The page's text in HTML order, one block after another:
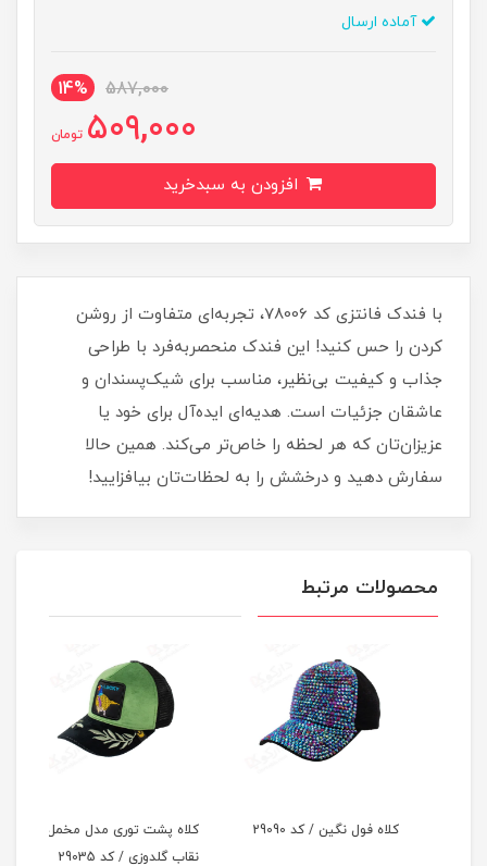
آماده ارسال
587,000
14%
509,000 تومان
با فندک فانتزی کد 78006، تجربه‌ای متفاوت از روشن
کردن را حس کنید! این فندک منحصربه‌فرد با طراحی
جذاب و کیفیت بی‌نظیر، مناسب برای شیک‌پسندان و
عاشقان جزئیات است. هدیه‌ای ایده‌آل برای خود یا
عزیزان‌تان که هر لحظه را خاص‌تر می‌کند. همین حالا
سفارش دهید و درخشش را به لحظات‌تان بیافزایید!
محصولات مرتبط
کلاه فول نگین / کد 29090
کلاه پشت توری مدل مخمل
نقاب گلدوزی / کد 29035